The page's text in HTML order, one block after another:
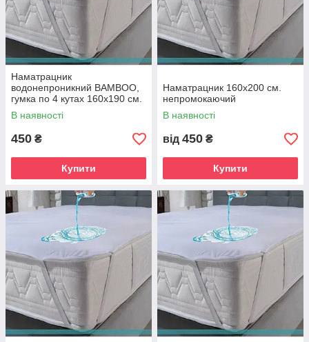
Наматрацник
водонепроникний BAMBOO,
гумка по 4 кутах 160х190 см.
В наявності
450 ₴
Купити
Наматрацник 160х200 см.
непромокаючий
В наявності
від 450 ₴
Купити